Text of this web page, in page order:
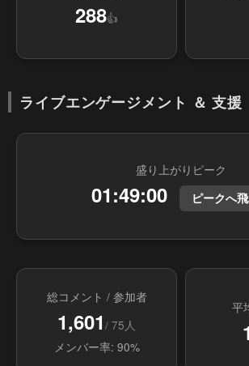
288👍
ライブエンゲージメント ＆ 支援
盛り上がりピーク
01:49:00 ピークへ
総コメント / 参加者
1,601 / 75人
メンバー率: 90%
平